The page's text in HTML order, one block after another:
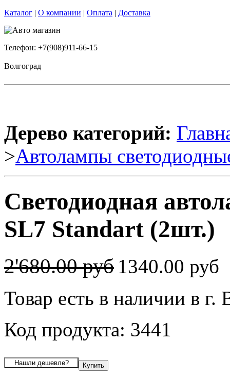
Каталог | О компании | Оплата | Доставка
Телефон: +7(908)911-66-15
Волгоград
Дерево категорий:
>Автолампы
Светодиодная
SL7 Standart (2шт.)
2'680.00 руб 1340.00 руб
Товар есть в наличии в г.
Код продукта: 3441